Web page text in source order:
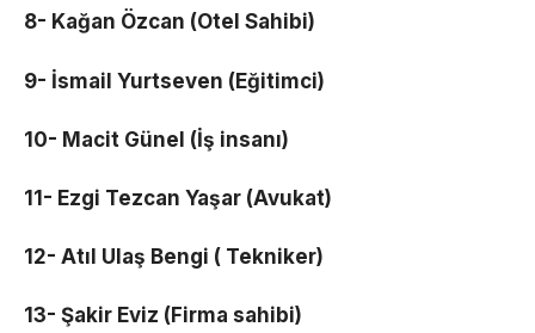
8- Kağan Özcan (Otel Sahibi)
9- İsmail Yurtseven (Eğitimci)
10- Macit Günel (İş insanı)
11- Ezgi Tezcan Yaşar (Avukat)
12- Atıl Ulaş Bengi ( Tekniker)
13- Şakir Eviz (Firma sahibi)